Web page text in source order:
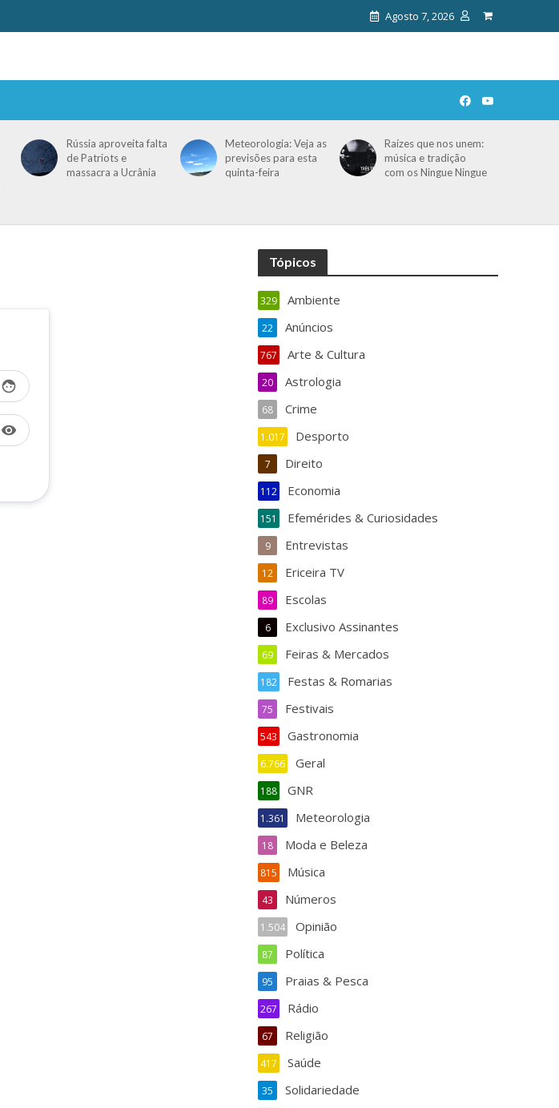
Agosto 7, 2026
Rússia aproveita falta
de Patriots e
massacra a Ucrânia
Meteorologia: Veja as
previsões para esta
quinta-feira
Raízes que nos unem:
música e tradição
com os Ningue Ningue
face
visibility
Tópicos
Ambiente
329
Anúncios
22
Arte & Cultura
767
Astrologia
20
Crime
68
Desporto
1.017
Direito
7
Economia
112
Efemérides & Curiosidades
151
Entrevistas
9
Ericeira TV
12
Escolas
89
Exclusivo Assinantes
6
Feiras & Mercados
69
Festas & Romarias
182
Festivais
75
Gastronomia
543
Geral
6.766
GNR
188
Meteorologia
1.361
Moda e Beleza
18
Música
815
Números
43
Opinião
1.504
Política
87
Praias & Pesca
95
Rádio
267
Religião
67
Saúde
417
Solidariedade
35